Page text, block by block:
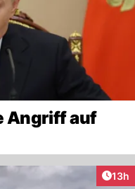
Angriff auf
13h